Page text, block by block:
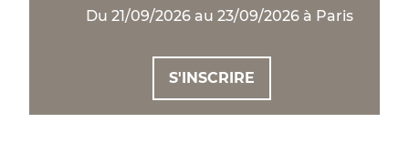
Du 21/09/2026 au 23/09/2026 à Paris
S'INSCRIRE